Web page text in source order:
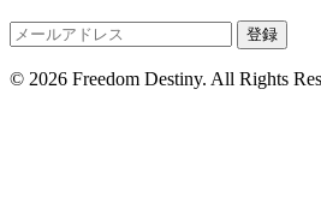
登録
© 2026 Freedom Destiny. All Rights